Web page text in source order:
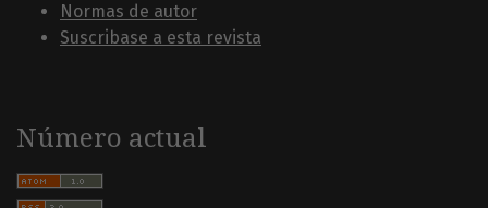
Normas de autor
Suscribase a esta revista
Número actual